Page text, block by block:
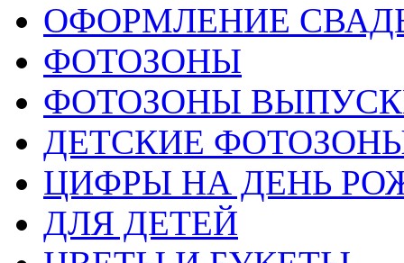
ОФОРМЛЕНИЕ
ФОТОЗОНЫ
ФОТОЗОНЫ
ДЕТСКИЕ
ЦИФРЫ НА ДЕНЬ
ДЛЯ ДЕТЕЙ